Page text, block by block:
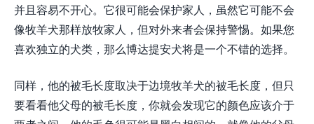
并且容易不开心。它很可能会保护家人，虽然它可能不会
像牧羊犬那样放牧家人，但对外来者会保持警惕。如果您
喜欢独立的犬类，那么博达提安犬将是一个不错的选择。
同样，他的被毛长度取决于边境牧羊犬的被毛长度，但只
要看看他父母的被毛长度，你就会发现它的颜色应该介于